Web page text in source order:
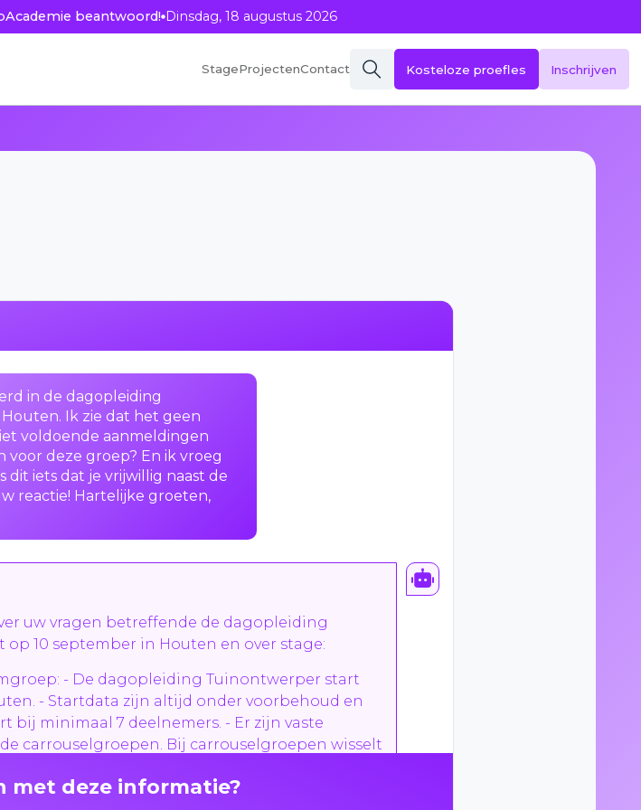
beantwoord! Dinsdag, 18 augustus 2026
StageProjectenContact Kosteloze proefles Inschrijven
om je vraag te beantwoorden.
in de dagopleiding
Ik zie dat het geen
voldoende aanmeldingen
voor deze groep? En ik vroeg
dit iets dat je vrijwillig naast de
reactie! Hartelijke groeten,
uw vragen betreffende de dagopleiding
10 september in Houten en over stage:
- De dagopleiding Tuinontwerper start
- Startdata zijn altijd onder voorbehoud en
bij minimaal 7 deelnemers. - Er zijn vaste
carrouselgroepen. Bij carrouselgroepen wisselt
volgen. - Als er bij een startdatum geen
met deze informatie?